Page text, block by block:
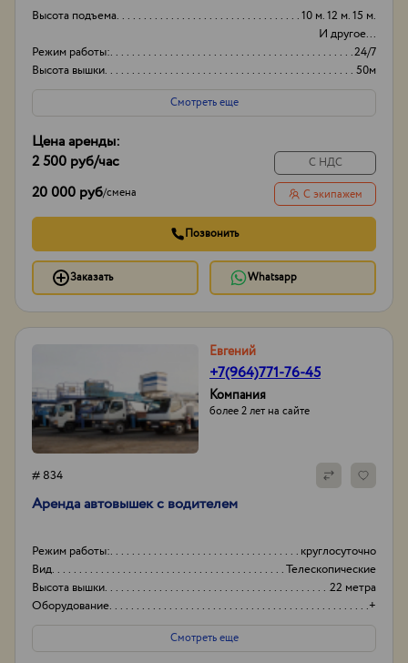
Высота подъема
10 м. 12 м. 15 м.
И другое...
Режим работы:
24/7
Высота вышки
50м
Оборудование
+
Смотреть еще
Цена аренды:
2 500 руб/час
20 000 руб/смена
С НДС
С экипажем
Позвонить
Заказать Whatsapp
Евгений
+7(964)771-76-45
Компания
более 2 лет на сайте
# 834
Аренда автовышек с водителем
Режим работы:
круглосуточно
Вид
Телескопические
Высота вышки
22 метра
Оборудование
+
Смотреть еще